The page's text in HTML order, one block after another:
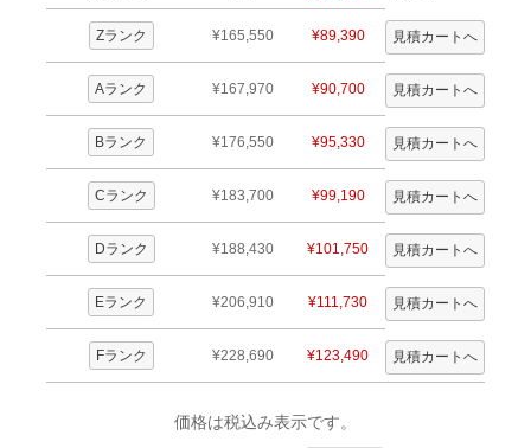
Zランク ¥165,550 ¥89,390
Aランク ¥167,970 ¥90,700
Bランク ¥176,550 ¥95,330
Cランク ¥183,700 ¥99,190
Dランク ¥188,430 ¥101,750
Eランク ¥206,910 ¥111,730
Fランク ¥228,690 ¥123,490
価格は税込み表示です。